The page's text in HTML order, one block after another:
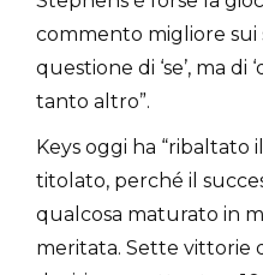
commento migliore sui
questione di ‘se’, ma di
tanto altro”.
Keys oggi ha “ribaltato
titolato, perché il
qualcosa maturato in
meritata. Sette vittorie